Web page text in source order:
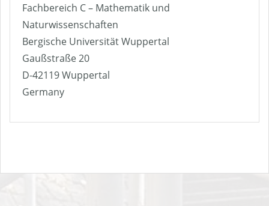
Fachbereich C – Mathematik und
Naturwissenschaften
Bergische Universität Wuppertal
Gaußstraße 20
D-42119 Wuppertal
Germany